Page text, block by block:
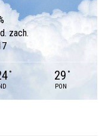
zach.
° 29 °
PON